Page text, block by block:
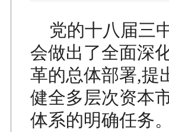
党的十八届三
会做出了全面深
革的总体部署,提
健全多层次资本
体系的明确任务